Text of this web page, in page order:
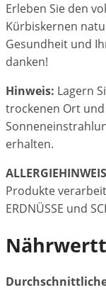
Erleben Sie den
Kürbiskernen
Gesundheit und
danken!
Hinweis: Lagern
trockenen Ort
erhalten.
Produkte
ERDNÜSSE und